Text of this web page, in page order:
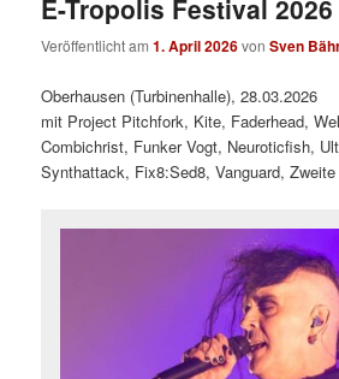
E-Tropolis Festival 2026
Veröffentlicht am1. April 2026vonSven
Oberhausen (Turbinenhalle), 28.03.2026
mit Project Pitchfork, Kite, Faderhead,
Combichrist, Funker Vogt, Neuroticfish,
Synthattack, Fix8:Sed8, Vanguard,